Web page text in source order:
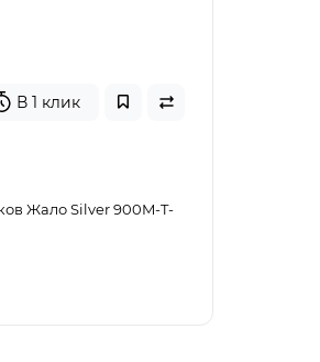
В 1 клик
Жало Silver 900M-T-